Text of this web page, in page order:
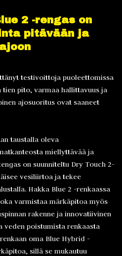
2 -rengas on
pitävään ja
testivoittoja puoleettomissa
tien pito, varmaa hallittavuus ja
ajosuoritus ovat saaneet
taustalla oleva
miellyttävää ja
on suunniteltu Dry Touch 2-
vesiliirtoa ja tekee
Hakka Blue 2 -renkaassa
varmistaa märkäpitoa myös
rakenne ja innovatiivinen
veden poistumista renkaasta
oma Blue Hybrid -
sillä se mukautuu